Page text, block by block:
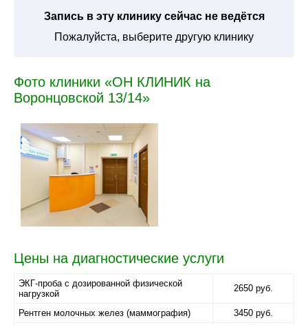
Запись в эту клинику сейчас не ведётся
Пожалуйста, выберите другую клинику
Фото клиники «ОН КЛИНИК на
Воронцовской 13/14»
Цены на диагностические услуги
ЭКГ-проба с дозированной физической
нагрузкой
2650 руб.
Рентген молочных желез (маммография)
3450 руб.